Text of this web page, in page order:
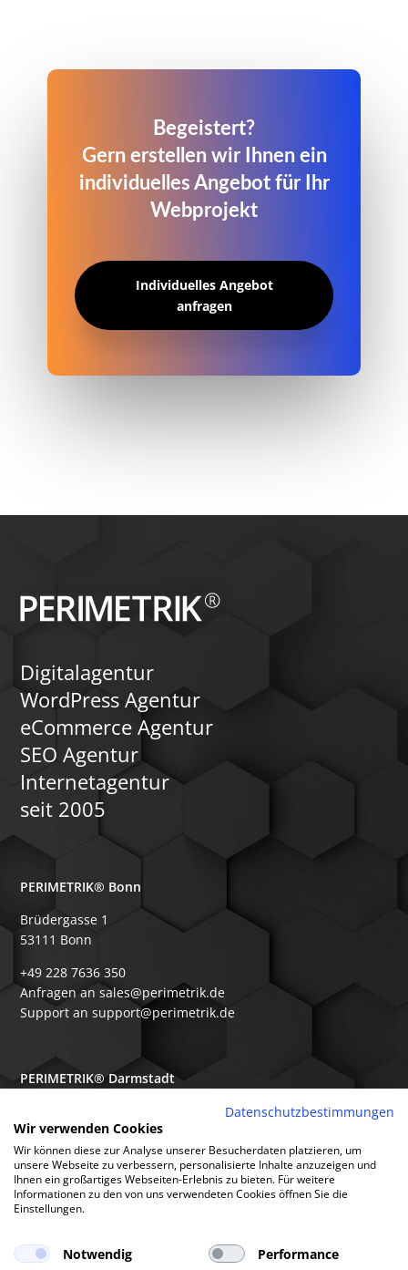
Begeistert?
Gern erstellen wir Ihnen ein
individuelles Angebot für Ihr
Webprojekt
Individuelles Angebot
anfragen
Digitalagentur
WordPress Agentur
eCommerce Agentur
SEO Agentur
Internetagentur
seit 2005
PERIMETRIK® Bonn
Brüdergasse 1
53111 Bonn
+49 228 7636 350
Anfragen an sales@perimetrik.de
Support an support@perimetrik.de
PERIMETRIK® Darmstadt
64367 Mühltal
+49 6151 3944 80
Anfragen an sales@perimetrik.de
Support an support@perimetrik.de
Datenschutzbestimmungen
Wir verwenden Cookies
Wir können diese zur Analyse unserer Besucherdaten platzieren, um
unsere Webseite zu verbessern, personalisierte Inhalte anzuzeigen und
Ihnen ein großartiges Webseiten-Erlebnis zu bieten. Für weitere
Informationen zu den von uns verwendeten Cookies öffnen Sie die
Einstellungen.
Notwendig Performance